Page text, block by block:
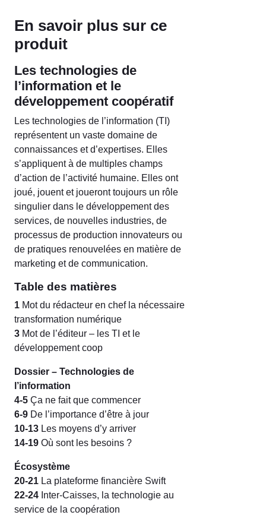
En savoir plus sur ce
produit
Les technologies de
l’information et le
développement coopératif
Les technologies de l’information (TI)
représentent un vaste domaine de
connaissances et d’expertises. Elles
s’appliquent à de multiples champs
d’action de l’activité humaine. Elles ont
joué, jouent et joueront toujours un rôle
singulier dans le développement des
services, de nouvelles industries, de
processus de production innovateurs ou
de pratiques renouvelées en matière de
marketing et de communication.
Table des matières
1 Mot du rédacteur en chef la nécessaire
transformation numérique
3 Mot de l’éditeur – les TI et le
développement coop
Dossier – Technologies de
l’information
4-5 Ça ne fait que commencer
6-9 De l’importance d’être à jour
10-13 Les moyens d’y arriver
14-19 Où sont les besoins ?
Écosystème
20-21 La plateforme financière Swift
22-24 Inter-Caisses, la technologie au
service de la coopération